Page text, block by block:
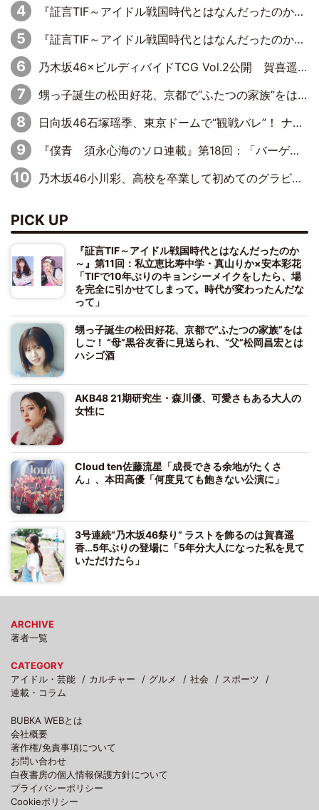
『証言TIF～アイドル戦国時代とはなんだったのか～』第11回：私立恵比寿中学・真山りか×安本彩花「TIFで10年ぶりのキョンシーメイクをしたら、場を完全に引かせてしまって。時代が変わったんだなって」
『証言TIF～アイドル戦国時代とはなんだったのか～』第10回：さくら学院・武藤彩未×飯田らうら「正直、中3で辞めるというのを信じてなくて。そう言われてはいたけど、嘘でしょって」
乃木坂46×ビルディバイドTCG Vol.2公開 賀喜遥香＆田村真佑が『京まふ』ステージに登壇
甥っ子誕生の松田好花、京都で“ふたつの家族”をはしご！ “母”黒谷友香に見送られ、“父”松岡昌宏とはハシゴ酒
日向坂46石塚瑶季、東京ドームで“観戦バレ”！ ナイツ・塙も認めた「巨人に詳しすぎるアイドル」は元VENUSスクール生で杉内コーチ推し⁉
『僕青 須永心海のソロ連載』第18回：「バーゲンセールハンターみうな inしまむら」編
乃木坂46小川彩、高校を卒業して初めてのグラビア「大人になった感じがしました(笑)」
PICK UP
『証言TIF～アイドル戦国時代とはなんだったのか
～』第11回：私立恵比寿中学・真山りか×安本彩花
「TIFで10年ぶりのキョンシーメイクをしたら、場
を完全に引かせてしまって。時代が変わったんだな
って」
甥っ子誕生の松田好花、京都で“ふたつの家族”をは
しご！ “母”黒谷友香に見送られ、“父”松岡昌宏とは
ハシゴ酒
AKB48 21期研究生・森川優、可愛さもある大人の
女性に
Cloud ten佐藤流星「成長できる余地がたくさ
ん」、本田高優「何度見ても飽きない公演に」
3号連続“乃木坂46祭り” ラストを飾るのは賀喜遥
香…5年ぶりの登場に「5年分大人になった私を見て
いただけたら」
ARCHIVE
著者一覧
CATEGORY
アイドル・芸能
カルチャー グルメ 社会
スポーツ
連載・コラム
BUBKA WEBとは
会社概要
著作権/免責事項について
お問い合わせ
白夜書房の個人情報保護方針について
プライバシーポリシー
Cookieポリシー